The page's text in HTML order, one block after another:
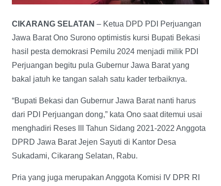
CIKARANG SELATAN – Ketua DPD PDI Perjuangan
Jawa Barat Ono Surono optimistis kursi Bupati Bekasi
hasil pesta demokrasi Pemilu 2024 menjadi milik PDI
Perjuangan begitu pula Gubernur Jawa Barat yang
bakal jatuh ke tangan salah satu kader terbaiknya.
“Bupati Bekasi dan Gubernur Jawa Barat nanti harus
dari PDI Perjuangan dong,” kata Ono saat ditemui usai
menghadiri Reses III Tahun Sidang 2021-2022 Anggota
DPRD Jawa Barat Jejen Sayuti di Kantor Desa
Sukadami, Cikarang Selatan, Rabu.
Pria yang juga merupakan Anggota Komisi IV DPR RI